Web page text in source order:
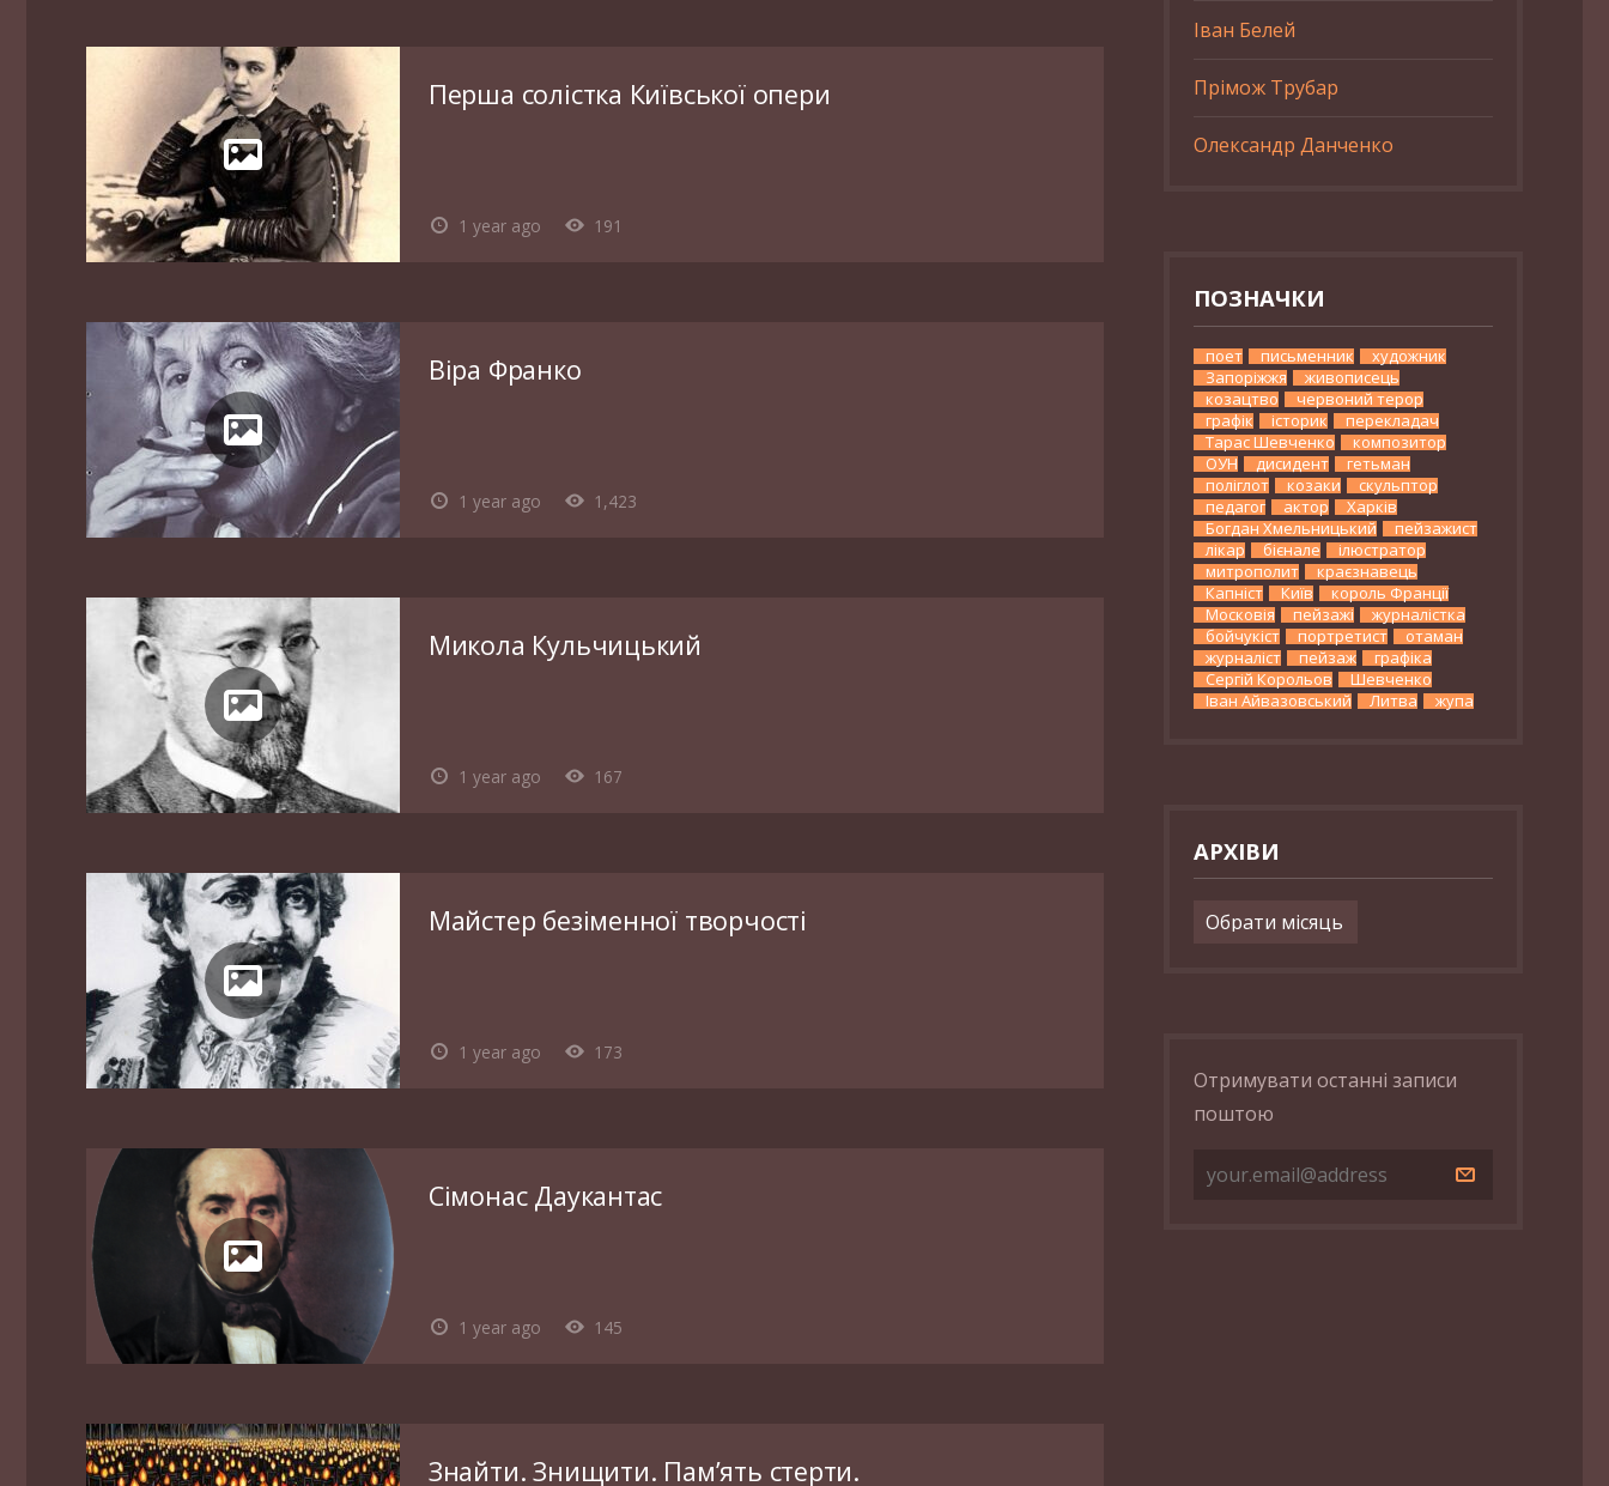
1 year ago 191
Перша солістка Київської опери
1 year ago 1,423
Віра Франко
1 year ago 167
Микола Кульчицький
1 year ago 173
Майстер безіменної творчості
1 year ago 145
Сімонас Даукантас
Знайти. Знищити. Пам’ять стерти.
Іван Белей
Прімож Трубар
Олександр Данченко
ПОЗНАЧКИ
поет письменник
художник
Запоріжжя
живописець
козацтво
червоний терор
графік
історик
перекладач
Тарас Шевченко
композитор
ОУН
дисидент
гетьман
поліглот
козаки
скульптор
педагог
актор
Харків
Богдан Хмельницький
пейзажист
лікар
бієнале
ілюстратор
митрополит
краєзнавець
Капніст
Київ
король Франції
Московія
пейзажі
журналістка
бойчукіст
портретист
отаман
журналіст
пейзаж
графіка
Сергій Корольов
Шевченко
Іван Айвазовський
Литва жупа
АРХІВИ
Архіви
Отримувати останні записи
поштою